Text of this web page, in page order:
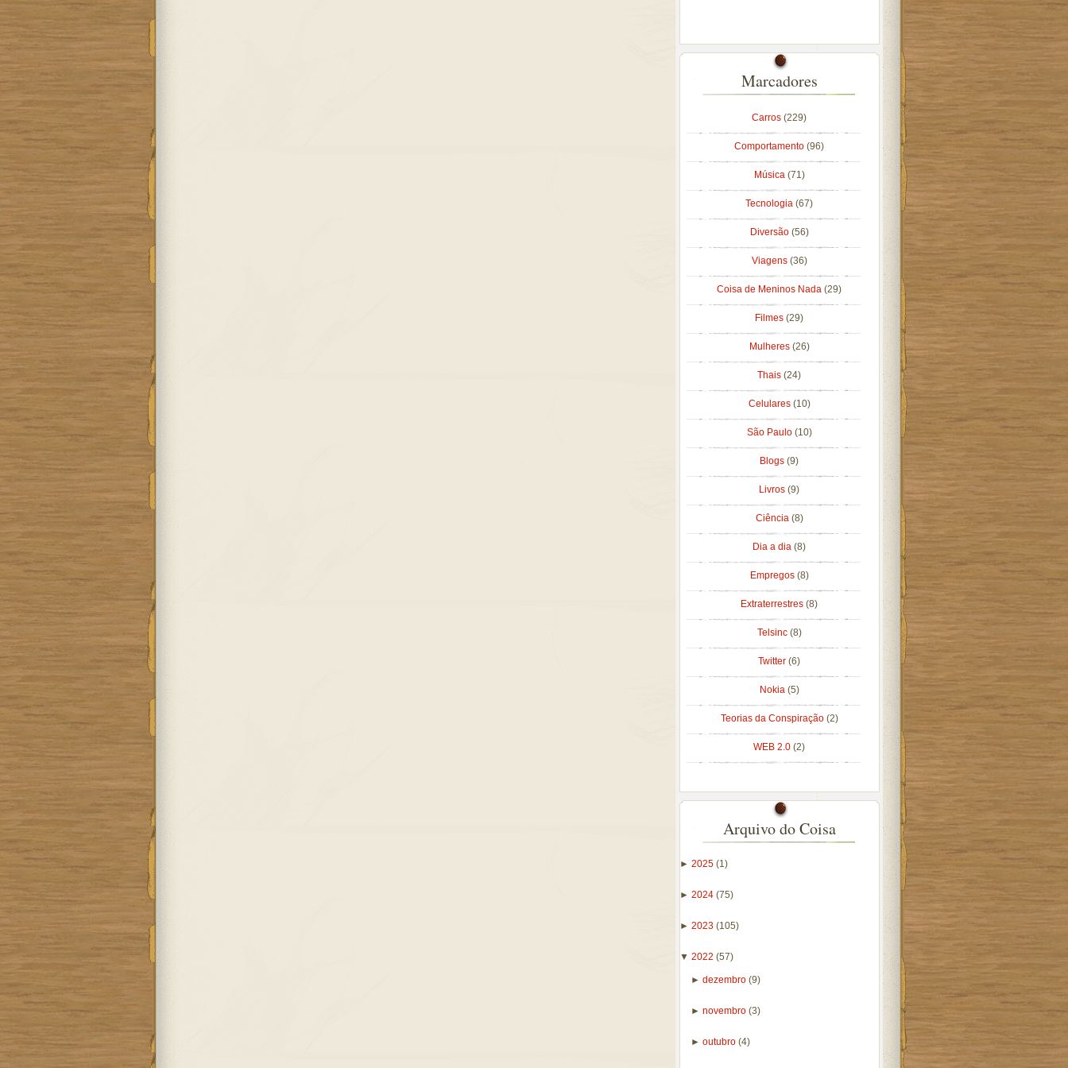
Marcadores
Carros (229)
Comportamento (96)
Música (71)
Tecnologia (67)
Diversão (56)
Viagens (36)
Coisa de Meninos Nada (29)
Filmes (29)
Mulheres (26)
Thais (24)
Celulares (10)
São Paulo (10)
Blogs (9)
Livros (9)
Ciência (8)
Dia a dia (8)
Empregos (8)
Extraterrestres (8)
Telsinc (8)
Twitter (6)
Nokia (5)
Teorias da Conspiração (2)
WEB 2.0 (2)
Arquivo do Coisa
► 2025 (1)
► 2024 (75)
► 2023 (105)
▼ 2022 (57)
► dezembro (9)
► novembro (3)
► outubro (4)